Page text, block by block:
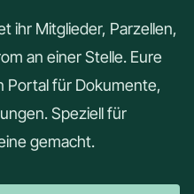
ihr Mitglieder, Parzellen,
an einer Stelle. Eure
Portal für Dokumente,
Speziell für
gemacht.